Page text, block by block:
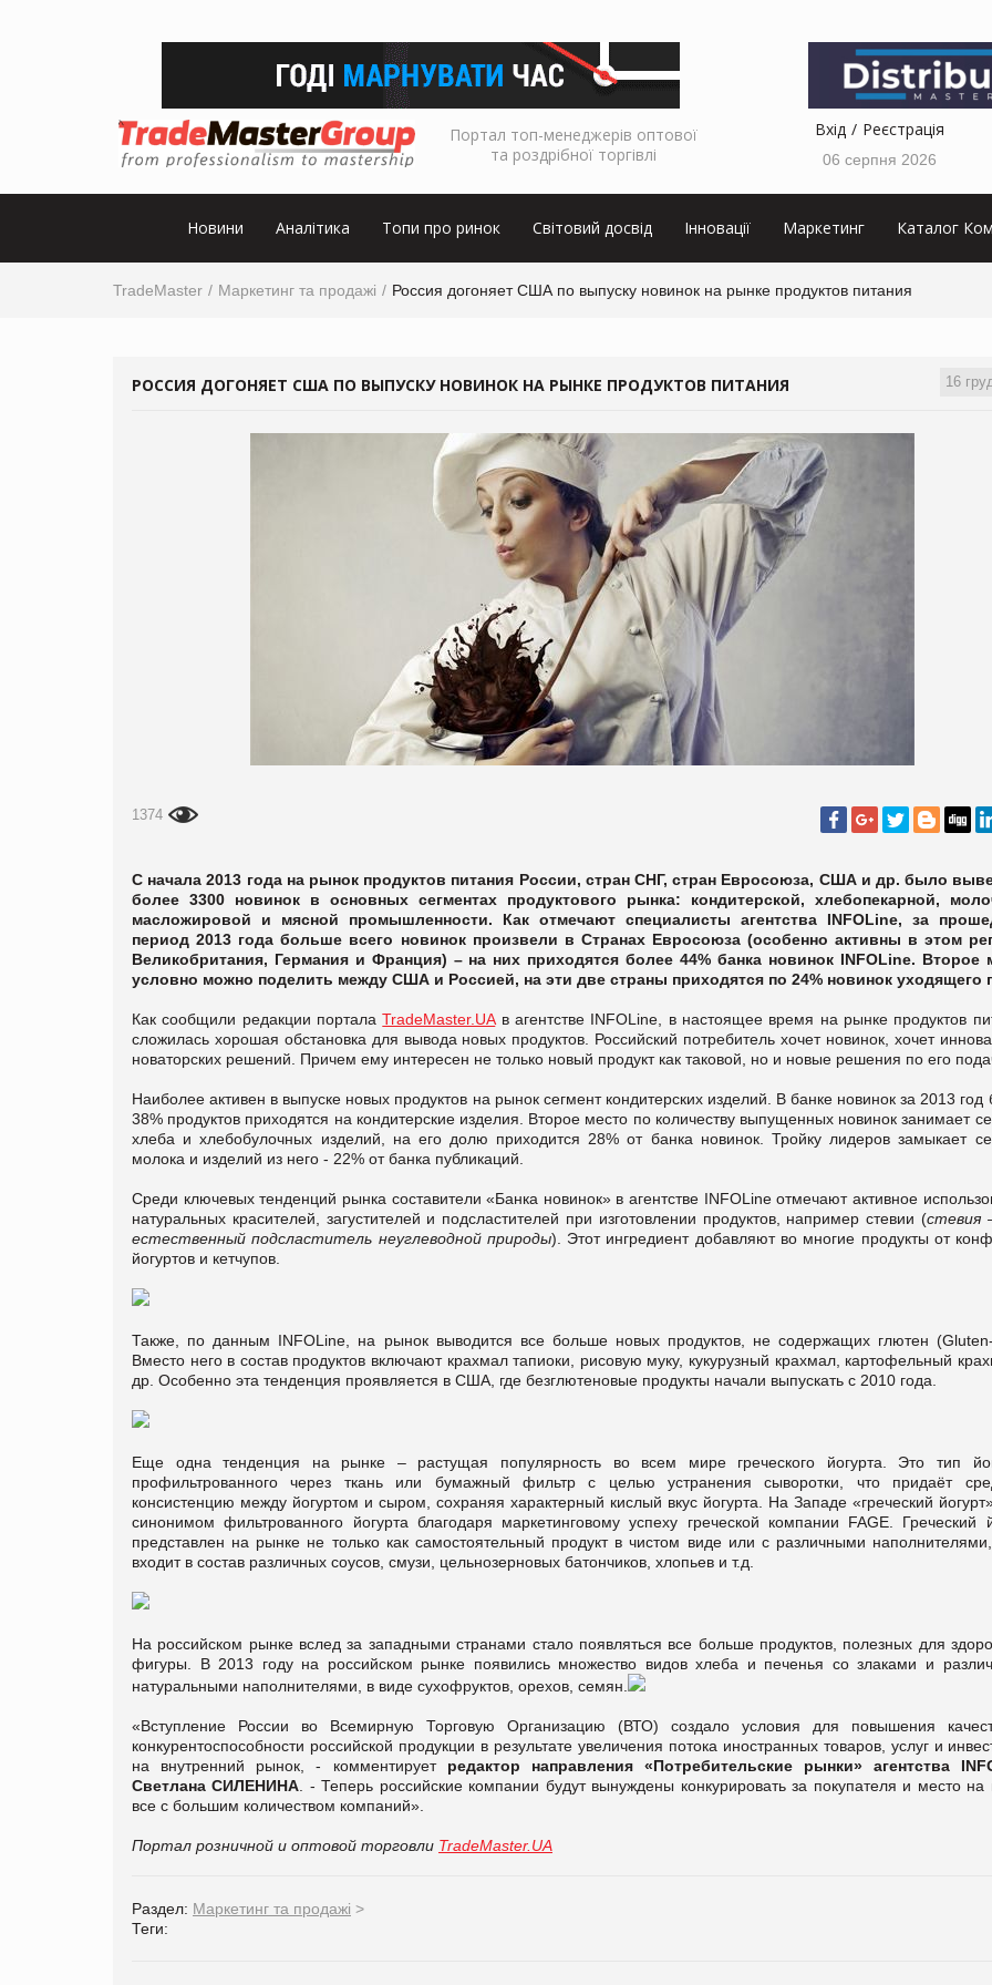
Портал топ-менеджерів оптової
та роздрібної торгівлі
Вхід Реєстрація
06 серпня 2026
Новини Аналітика Топи про ринок Світовий досвід Інновації Маркетинг Каталог
TradeMaster Маркетинг та продажі Россия догоняет США по выпуску новинок на рынке продуктов питания
16
РОССИЯ ДОГОНЯЕТ США ПО ВЫПУСКУ НОВИНОК НА РЫНКЕ ПРОДУКТОВ ПИТАНИЯ
1374
С начала 2013 года на рынок продуктов питания России, стран СНГ, стран Евросоюза, США и др. было
более 3300 новинок в основных сегментах продуктового рынка: кондитерской, хлебопекарной,
масложировой и мясной промышленности. Как отмечают специалисты агентства INFOLine, за
период 2013 года больше всего новинок произвели в Странах Евросоюза (особенно активны в этом
Великобритания, Германия и Франция) – на них приходятся более 44% банка новинок INFOLine. Второе
условно можно поделить между США и Россией, на эти две страны приходятся по 24% новинок уходящего
Как сообщили редакции порталаTradeMaster.UAв агентстве INFOLine, в настоящее время на рынке продуктов
сложилась хорошая обстановка для вывода новых продуктов. Российский потребитель хочет новинок, хочет
новаторских решений. Причем ему интересен не только новый продукт как таковой, но и новые решения по его
Наиболее активен в выпуске новых продуктов на рынок сегмент кондитерских изделий. В банке новинок за 2013 год
38% продуктов приходятся на кондитерские изделия. Второе место по количеству выпущенных новинок занимает
хлеба и хлебобулочных изделий, на его долю приходится 28% от банка новинок. Тройку лидеров замыкает
молока и изделий из него - 22% от банка публикаций.
Среди ключевых тенденций рынка составители «Банка новинок» в агентстве INFOLine отмечают активное
натуральных красителей, загустителей и подсластителей при изготовлении продуктов, например стевии (стевия
естественный подсластитель неуглеводной природы). Этот ингредиент добавляют во многие продукты от
йогуртов и кетчупов.
Также, по данным INFOLine, на рынок выводится все больше новых продуктов, не содержащих глютен (Gluten-
Вместо него в состав продуктов включают крахмал тапиоки, рисовую муку, кукурузный крахмал, картофельный
др. Особенно эта тенденция проявляется в США, где безглютеновые продукты начали выпускать с 2010 года.
Еще одна тенденция на рынке – растущая популярность во всем мире греческого йогурта. Это тип
профильтрованного через ткань или бумажный фильтр с целью устранения сыворотки, что придаёт
консистенцию между йогуртом и сыром, сохраняя характерный кислый вкус йогурта. На Западе «греческий
синонимом фильтрованного йогурта благодаря маркетинговому успеху греческой компании FAGE. Греческий
представлен на рынке не только как самостоятельный продукт в чистом виде или с различными
входит в состав различных соусов, смузи, цельнозерновых батончиков, хлопьев и т.д.
На российском рынке вслед за западными странами стало появляться все больше продуктов, полезных для
фигуры. В 2013 году на российском рынке появились множество видов хлеба и печенья со злаками и
натуральными наполнителями, в виде сухофруктов, орехов, семян.
«Вступление России во Всемирную Торговую Организацию (ВТО) создало условия для повышения
конкурентоспособности российской продукции в результате увеличения потока иностранных товаров, услуг и
на внутренний рынок, - комментирует редактор направления «Потребительские рынки» агентства
Светлана СИЛЕНИНА . - Теперь российские компании будут вынуждены конкурировать за покупателя и место на
все с большим количеством компаний».
Портал розничной и оптовой торговли TradeMaster.UA
Раздел: Маркетинг та продажі >
Теги: